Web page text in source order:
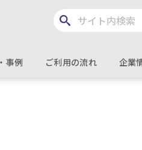
事例 ご利用の流れ 企業